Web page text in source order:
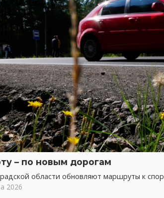
– по новым дорогам
области обновляют маршруты к
2026